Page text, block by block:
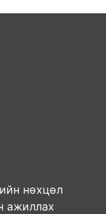
нөхцөл